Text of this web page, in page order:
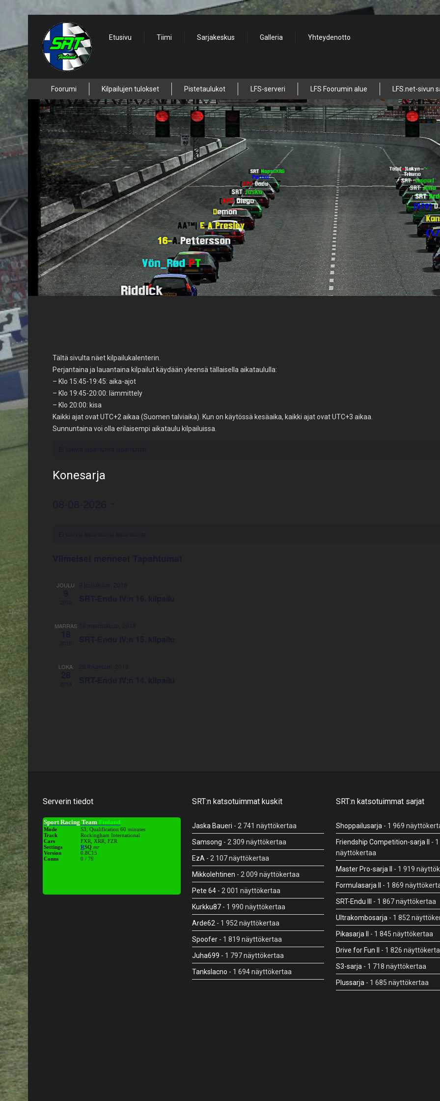
Etusivu Tiimi Sarjakeskus Galleria Yhteydenotto
Foorumi Kilpailujen tulokset Pistetaulukot LFS-serveri LFS Foorumin alue LFS.net-sivun
Tältä sivulta näet kilpailukalenterin.
Perjantaina ja lauantaina kilpailut käydään yleensä tällaisella aikataululla:
– Klo 15:45-19:45: aika-ajot
– Klo 19:45-20:00: lämmittely
– Klo 20:00: kisa
Kaikki ajat ovat UTC+2 aikaa (Suomen talviaika). Kun on käytössä kesäaika, kaikki ajat ovat UTC+3 aikaa.
Sunnuntaina voi olla erilaisempi aikataulu kilpailuissa.
Konesarja
JOULU
MARRAS
LOKA
Serverin tiedot SRT:n katsotuimmat kuskit
Jaska Baueri - 2 741 näyttökertaa
Samsong - 2 309 näyttökertaa
EzA - 2 107 näyttökertaa
Mikkolehtinen - 2 009 näyttökertaa
Pete 64 - 2 001 näyttökertaa
Kurkku87 - 1 990 näyttökertaa
Arde62 - 1 952 näyttökertaa
Spoofer - 1 819 näyttökertaa
Juha699 - 1 797 näyttökertaa
Tankslacno - 1 694 näyttökertaa
SRT:n katsotuimmat sarjat
Shoppailusarja - 1 969
Friendship Competition-sarja II
-
näyttökertaa
Master Pro-sarja II - 1 919
Formulasarja II - 1 869
SRT-Endu III - 1 867 näyttökertaa
Ultrakombosarja - 1 852
Pikasarja II - 1 845 näyttökertaa
Drive for Fun II - 1 826
S3-sarja - 1 718 näyttökertaa
Plussarja - 1 685 näyttökertaa